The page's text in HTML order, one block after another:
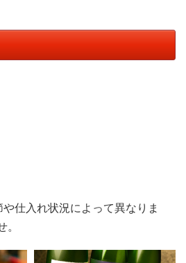
仕入れ状況によって異なりま